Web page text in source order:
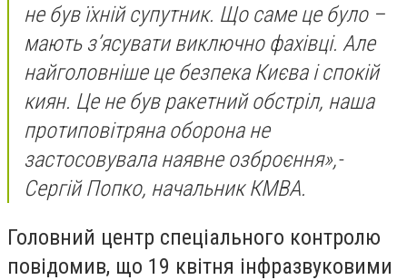
не був їхній супутник. Що саме це було –
мають з’ясувати виключно фахівці. Але
найголовніше це безпека Києва і спокій
киян. Це не був ракетний обстріл, наша
протиповітряна оборона не
застосовувала наявне озброєння»,-
Сергій Попко, начальник КМВА.
Головний центр спеціального контролю
повідомив, що 19 квітня інфразвуковими